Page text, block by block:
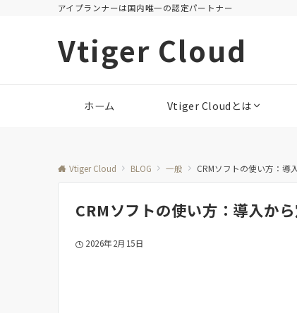
アイプランナーは国内唯一の認定パートナー
Vtiger Cloud
ホーム Vtiger Cloudとは
Vtiger Cloud BLOG 一般 CRMソフトの使い方：導
CRMソフトの使い方：導入か
2026年2月15日